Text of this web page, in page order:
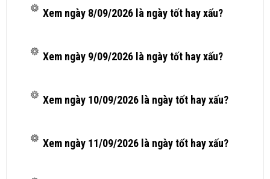
Xem ngày 8/09/2026 là ngày tốt hay xấu?
Xem ngày 9/09/2026 là ngày tốt hay xấu?
Xem ngày 10/09/2026 là ngày tốt hay xấu?
Xem ngày 11/09/2026 là ngày tốt hay xấu?